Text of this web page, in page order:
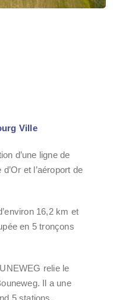
Ville
d’une ligne de
et l’aéroport de
16,2 km et
en 5 tronçons
relie le
Il a une